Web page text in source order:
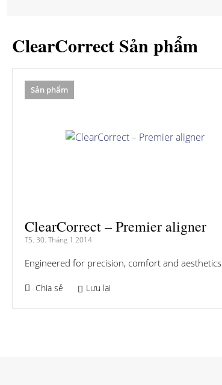
ClearCorrect Sản phẩm
Sản phẩm
ClearCorrect – Premier aligner
T5. 30. Tháng 1 2014
Engineered for precision, comfort and aesthetics
Chia sẻ Lưu lại